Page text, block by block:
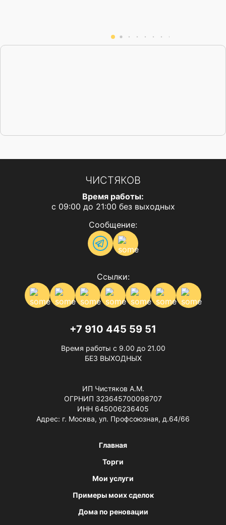
успехов вам в финансовой и личной сфере,
хороших клиентов. Всех благ!
ЧИСТЯКОВ
Время работы:
с 09:00 до 21:00 без выходных
Сообщение:
Ссылки:
+7 910 445 59 51
Время работы с 9.00 до 21.00
БЕЗ ВЫХОДНЫХ
ИП Чистяков А.М.
ОГРНИП 323645700098707
ИНН 645006236405
Адрес: г. Москва, ул. Профсоюзная, д.64/66
Главная
Торги
Мои услуги
Примеры моих сделок
Дома по реновации